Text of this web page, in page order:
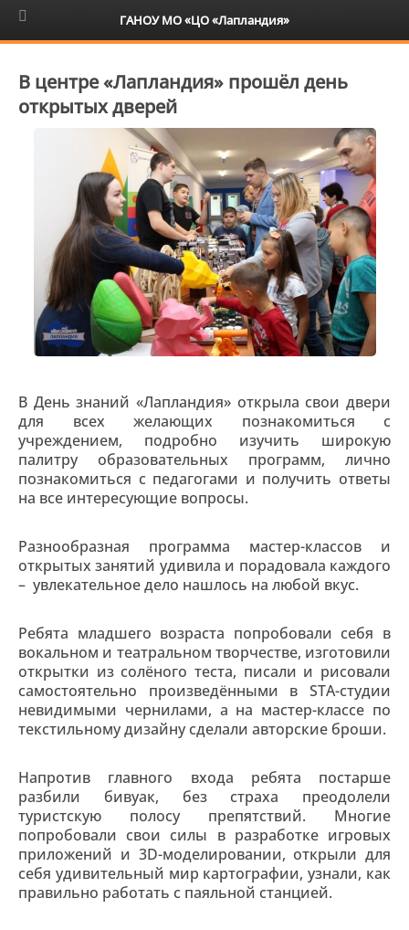
6+
В центре «Лапландия» прошёл день
открытых дверей
В День знаний «Лапландия» открыла свои двери
для всех желающих познакомиться с
учреждением, подробно изучить широкую
палитру образовательных программ, лично
познакомиться с педагогами и получить ответы
на все интересующие вопросы.
Разнообразная программа мастер-классов и
открытых занятий удивила и порадовала каждого
– увлекательное дело нашлось на любой вкус.
Ребята младшего возраста попробовали себя в
вокальном и театральном творчестве, изготовили
открытки из солёного теста, писали и рисовали
самостоятельно произведёнными в STA-студии
невидимыми чернилами, а на мастер-классе по
текстильному дизайну сделали авторские броши.
Напротив главного входа ребята постарше
разбили бивуак, без страха преодолели
туристскую полосу препятствий. Многие
попробовали свои силы в разработке игровых
приложений и 3D-моделировании, открыли для
себя удивительный мир картографии, узнали, как
правильно работать с паяльной станцией.
ГАНОУ МО «ЦО «Лапландия»